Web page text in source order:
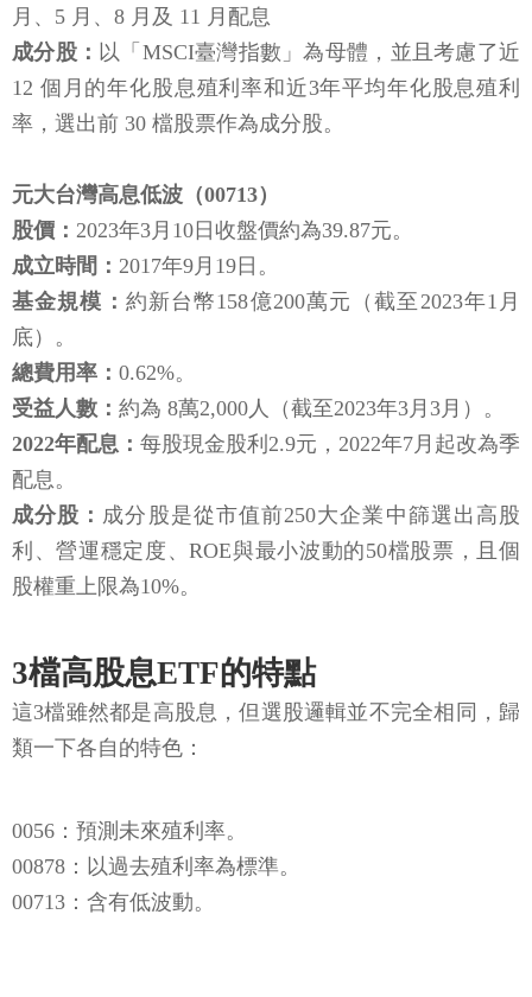
月、5 月、8 月及 11 月配息
成分股： 以「MSCI臺灣指數」為母體，並且考慮了近
12 個月的年化股息殖利率和近3年平均年化股息殖利
率，選出前 30 檔股票作為成分股。
元大台灣高息低波（00713）
股價： 2023年3月10日收盤價約為39.87元。
成立時間： 2017年9月19日。
基金規模： 約新台幣158億200萬元（截至2023年1月
底）。
總費用率： 0.62%。
受益人數： 約為 8萬2,000人（截至2023年3月3月）。
2022年配息： 每股現金股利2.9元，2022年7月起改為季
配息。
成分股： 成分股是從市值前250大企業中篩選出高股
利、營運穩定度、ROE與最小波動的50檔股票，且個
股權重上限為10%。
3檔高股息ETF的特點
這3檔雖然都是高股息，但選股邏輯並不完全相同，歸
類一下各自的特色：
0056：預測未來殖利率。
00878：以過去殖利率為標準。
00713：含有低波動。